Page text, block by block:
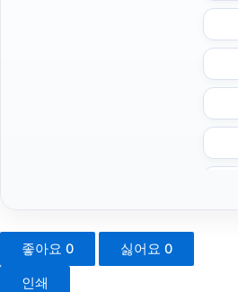
좋아요 0 싫어요 0
인쇄